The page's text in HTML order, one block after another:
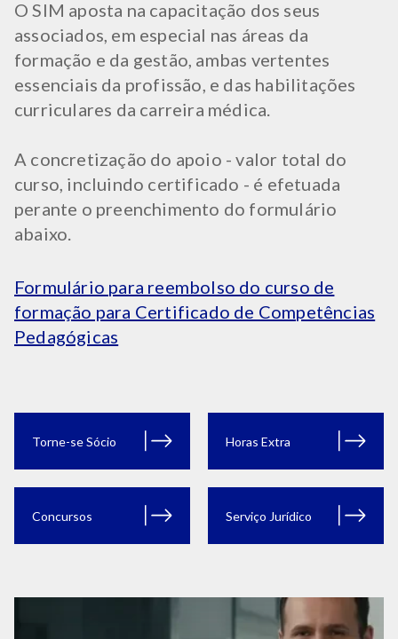
O SIM aposta na capacitação dos seus
associados, em especial nas áreas da
formação e da gestão, ambas vertentes
essenciais da profissão, e das habilitações
curriculares da carreira médica.
A concretização do apoio - valor total do
curso, incluindo certificado - é efetuada
perante o preenchimento do formulário
abaixo.
Formulário para reembolso do curso de
formação para Certificado de Competências
Pedagógicas
Torne-se Sócio Horas Extra
Concursos Serviço Jurídico